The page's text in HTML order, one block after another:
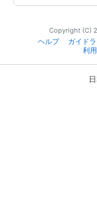
Copyright (C)
ヘルプ
ガイド
利